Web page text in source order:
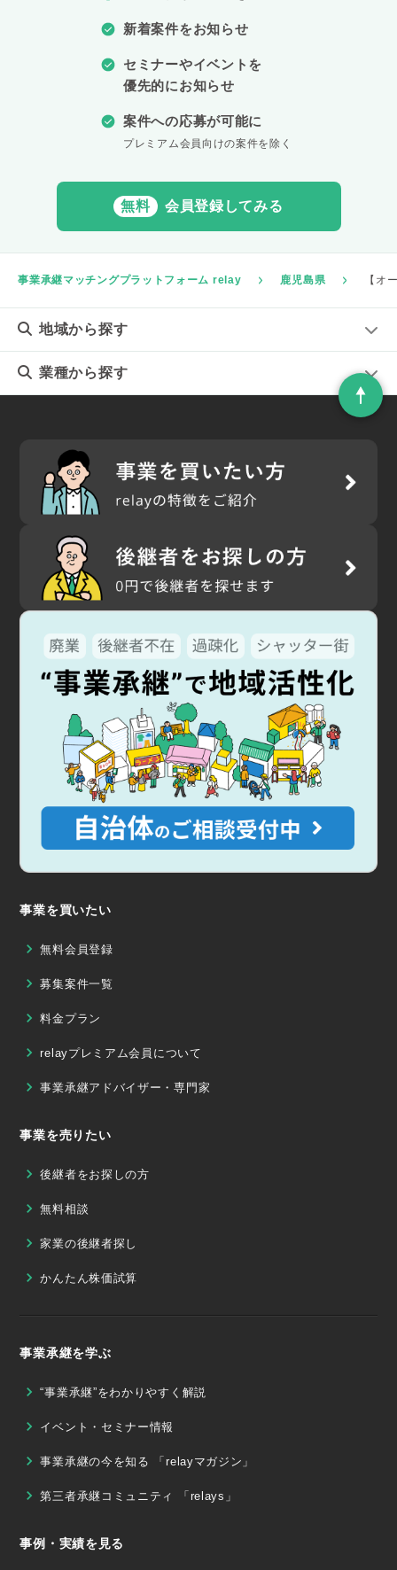
新着案件をお知らせ
セミナーやイベントを
優先的にお知らせ
案件への応募が可能に
プレミアム会員向けの案件を除く
無料 会員登録してみる
事業承継マッチングプラットフォーム relay 鹿児島県 【オ
地域から探す
業種から探す
事業を買いたい
無料会員登録
募集案件一覧
料金プラン
relayプレミアム会員について
事業承継アドバイザー・専門家
事業を売りたい
後継者をお探しの方
無料相談
家業の後継者探し
かんたん株価試算
事業承継を学ぶ
“事業承継”をわかりやすく解説
イベント・セミナー情報
事業承継の今を知る 「relayマガジン」
第三者承継コミュニティ 「relays」
事例・実績を見る